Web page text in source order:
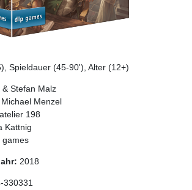
Spieldauer (45-90'), Alter (12+)
& Stefan Malz
Michael Menzel
atelier 198
Kattnig
games
2018
330331